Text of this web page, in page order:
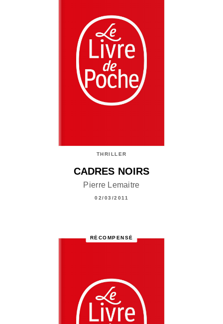
THRILLER
CADRES NOIRS
Pierre Lemaitre
02/03/2011
RÉCOMPENSÉ